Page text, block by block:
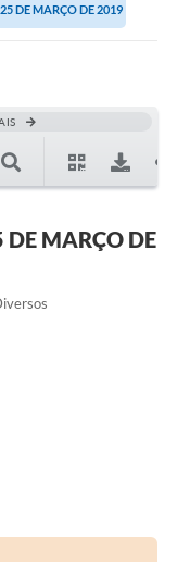
DE MARÇO DE 2019
MARÇO DE